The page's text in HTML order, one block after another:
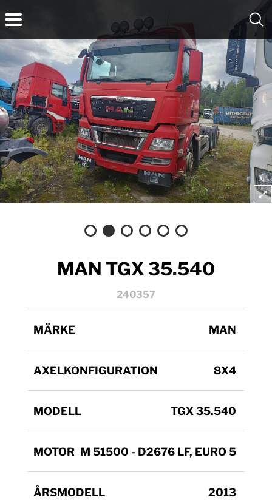
MAN TGX 35.540
240357
MÄRKE MAN
AXELKONFIGURATION 8X4
MODELL TGX 35.540
MOTOR M 51500 - D2676 LF, EURO 5
ÅRSMODELL 2013